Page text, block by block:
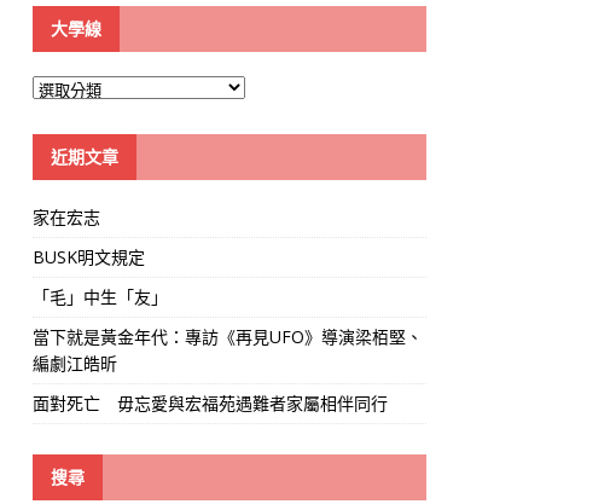
大學線
大
線
近期文章
家在宏志
BUSK明文規定
「毛」中生「友」
當下就是黃金年代：專訪《再見UFO》導演梁栢堅、
編劇江皓昕
面對死亡 毋忘愛與宏福苑遇難者家屬相伴同行
搜尋